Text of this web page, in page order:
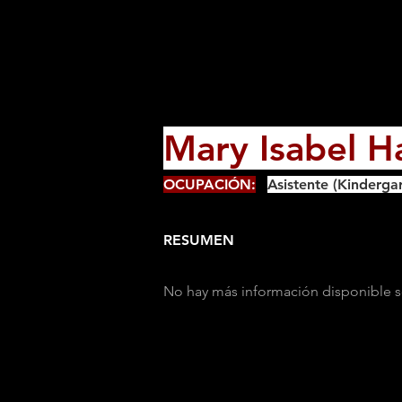
Mary Isabel
Asistente
OCUPACIÓN:
RESUMEN
No hay más información disponible